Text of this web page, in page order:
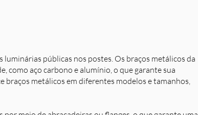
públicas nos postes. Os braços metálicos da
como aço carbono e alumínio, o que garante sua
braços metálicos em diferentes modelos e tamanhos,